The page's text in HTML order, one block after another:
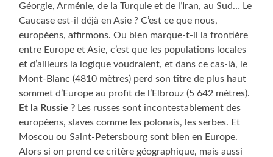
Géorgie, Arménie, de la Turquie et de l’Iran, au Sud… Le
Caucase est-il déjà en Asie ? C’est ce que nous,
européens, affirmons. Ou bien marque-t-il la frontière
entre Europe et Asie, c’est que les populations locales
et d’ailleurs la logique voudraient, et dans ce cas-là, le
Mont-Blanc (4810 mètres) perd son titre de plus haut
sommet d’Europe au profit de l’Elbrouz (5 642 mètres).
Et la Russie ? Les russes sont incontestablement des
européens, slaves comme les polonais, les serbes. Et
Moscou ou Saint-Petersbourg sont bien en Europe.
Alors si on prend ce critère géographique, mais aussi